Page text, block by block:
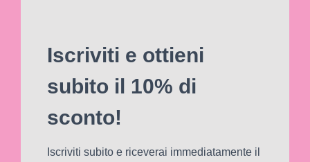
Iscriviti e ottieni
subito il 10% di
sconto!
Iscriviti subito e riceverai immediatamente il